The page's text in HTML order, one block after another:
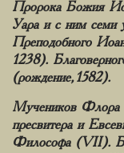
Пророка Божия
Уара и с ним семи
Преподобного
1238).
(рождение, 1582).
Мучеников
пресвитера и
Философа (VII).